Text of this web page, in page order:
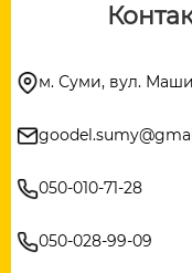
м. Суми, вул.
050-010-71-28
050-028-99-09